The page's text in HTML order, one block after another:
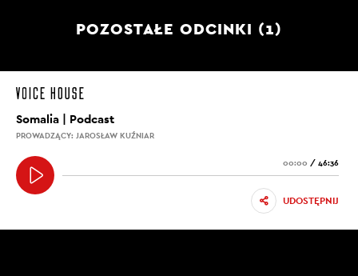
POZOSTAŁE ODCINKI (1)
Somalia | Podcast
PROWADZĄCY: JAROSŁAW KUŹNIAR
00:00 / 46:36
UDOSTĘPNIJ